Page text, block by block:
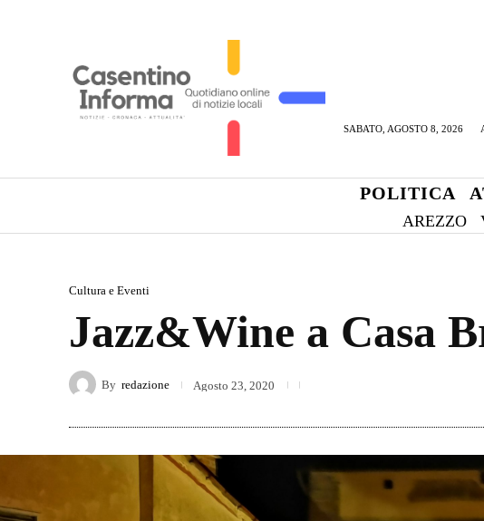
SABATO, AGOSTO 8, 2026
POLITICA
AREZZO
Cultura e Eventi
Jazz&Wine a Casa
By redazione Agosto 23, 2020